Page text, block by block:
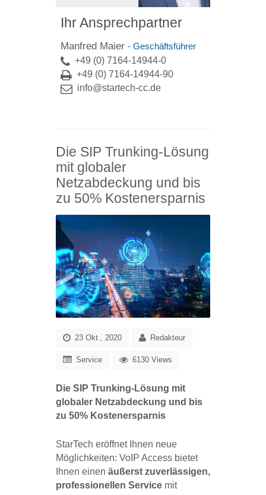
Ihr Ansprechpartner
Manfred Maier - Geschäftsführer
+49 (0) 7164-14944-0
+49 (0) 7164-14944-90
info@startech-cc.de
Die SIP Trunking-Lösung
mit globaler
Netzabdeckung und bis
zu 50% Kostenersparnis
23 Okt., 2020 Redakteur
Service 6130 Views
Die SIP Trunking-Lösung mit
globaler Netzabdeckung und bis
zu 50% Kostenersparnis
StarTech eröffnet Ihnen neue
Möglichkeiten: VoIP Access bietet
Ihnen einen äußerst zuverlässigen,
professionellen Service mit